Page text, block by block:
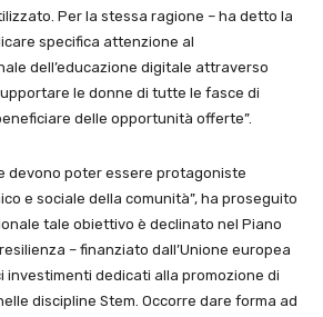
Per la stessa ragione – ha detto la
specifica attenzione al
dell’educazione digitale attraverso
le donne di tutte le fasce di
delle opportunità offerte”.
devono poter essere protagoniste
e sociale della comunità”, ha proseguito
tale obiettivo è declinato nel Piano
– finanziato dall’Unione europea
investimenti dedicati alla promozione di
discipline Stem. Occorre dare forma ad